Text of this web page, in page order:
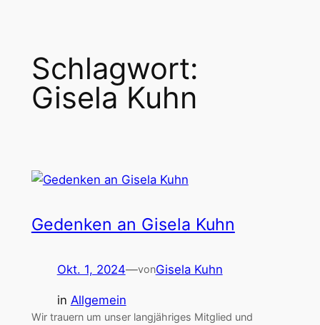
Schlagwort:
Gisela Kuhn
Gedenken an Gisela Kuhn
Okt. 1, 2024—vonGisela Kuhn
in Allgemein
Wir trauern um unser langjähriges Mitglied und